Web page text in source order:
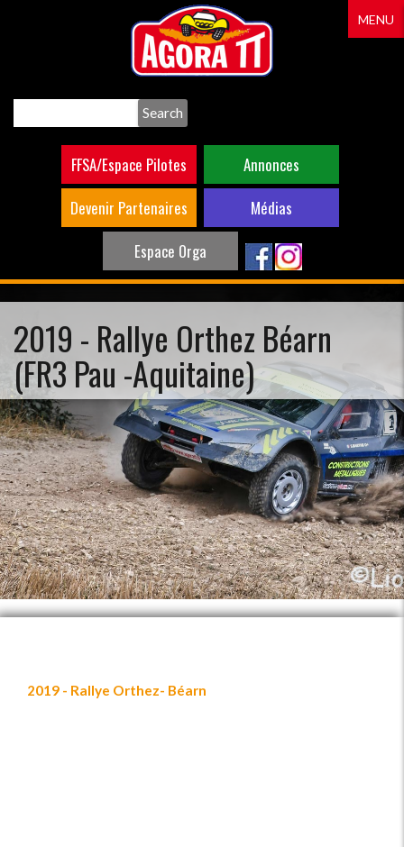
FFSA/Espace Pilotes
Annonces
Devenir Partenaires
Médias
Espace Orga
MENU
2019 - Rallye Orthez Béarn
(FR3 Pau -Aquitaine)
2019 - Rallye Orthez- Béarn